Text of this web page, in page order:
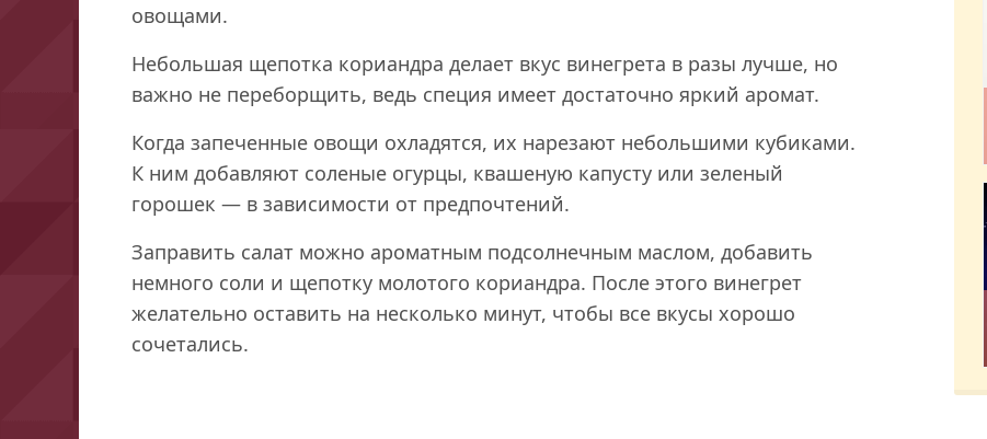
овощами.
Небольшая щепотка кориандра делает вкус винегрета в разы лучше, но
важно не переборщить, ведь специя имеет достаточно яркий аромат.
Когда запеченные овощи охладятся, их нарезают небольшими кубиками.
К ним добавляют соленые огурцы, квашеную капусту или зеленый
горошек — в зависимости от предпочтений.
Заправить салат можно ароматным подсолнечным маслом, добавить
немного соли и щепотку молотого кориандра. После этого винегрет
желательно оставить на несколько минут, чтобы все вкусы хорошо
сочетались.